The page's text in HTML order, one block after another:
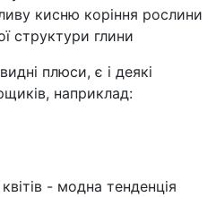
кисню коріння рослини
структури глини
плюси, є і деякі
наприклад:
- модна тенденція